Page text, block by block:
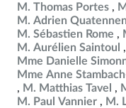
M. Thomas Portes
M. Adrien
M. Sébastien Rome
M. Aurélien Saintoul
Mme Danielle
Mme Anne
M. Matthias Tavel
M. Paul Vannier
M.